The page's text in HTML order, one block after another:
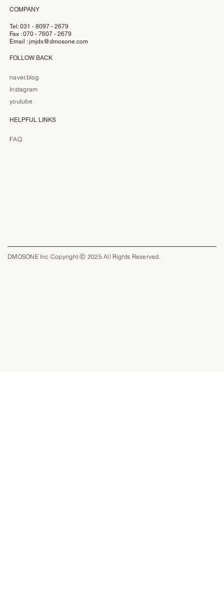
COMPANY
Tel: 031 - 8097 - 2679
Fax : 070 - 7607 - 2679
Email :jmjdx@dmosone.com
FOLLOW BACK
naver.blog
Instagram
youtube
HELPFUL LINKS
FAQ
DMOSONE Inc Copyright ⓒ 2025 All Rights Reserved.​